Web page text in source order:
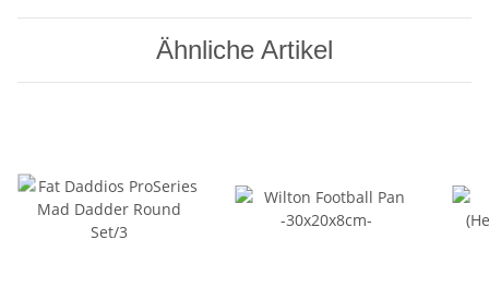
Ähnliche Artikel